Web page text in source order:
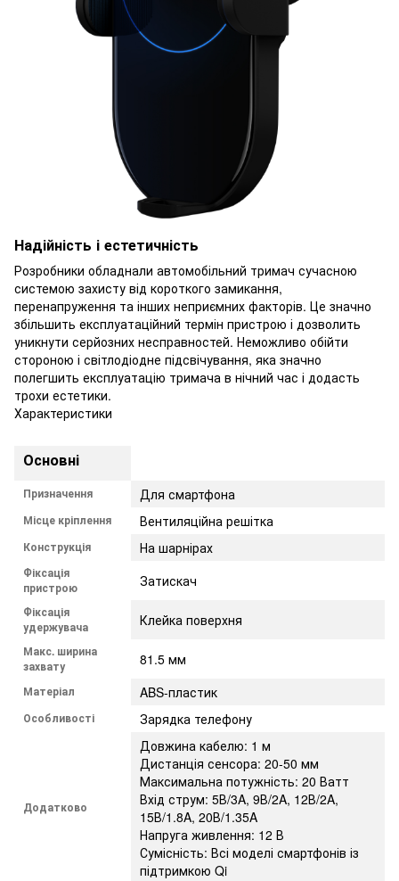
Надійність і естетичність
Розробники обладнали автомобільний тримач сучасною
системою захисту від короткого замикання,
перенапруження та інших неприємних факторів. Це значно
збільшить експлуатаційний термін пристрою і дозволить
уникнути серйозних несправностей. Неможливо обійти
стороною і світлодіодне підсвічування, яка значно
полегшить експлуатацію тримача в нічний час і додасть
трохи естетики.
Характеристики
Основні
Призначення Для смартфона
Місце кріплення Вентиляційна решітка
Конструкція На шарнірах
Фіксація
пристрою
Затискач
Фіксація
удержувача
Клейка поверхня
Макс. ширина
захвату
81.5 мм
Матеріал ABS-пластик
Особливості Зарядка телефону
Додатково
Довжина кабелю: 1 м
Дистанція сенсора: 20-50 мм
Максимальна потужність: 20 Ватт
Вхід струм: 5В/3A, 9В/2A, 12В/2A,
15В/1.8A, 20В/1.35A
Напруга живлення: 12 В
Сумісність: Всі моделі смартфонів із
підтримкою Qi